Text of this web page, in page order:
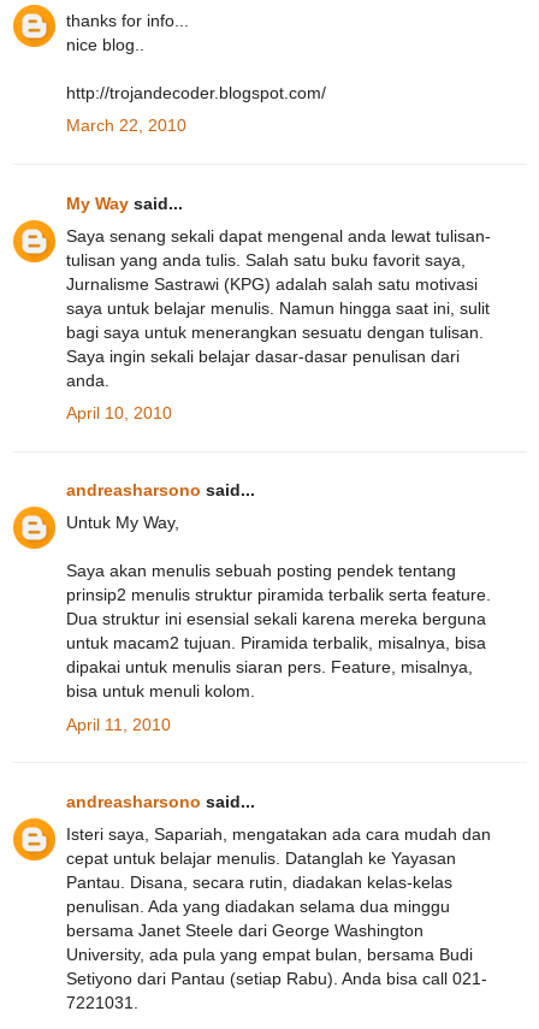
thanks for info...
nice blog..
http://trojandecoder.blogspot.com/
March 22, 2010
My Way said...
Saya senang sekali dapat mengenal anda lewat tulisan-
tulisan yang anda tulis. Salah satu buku favorit saya,
Jurnalisme Sastrawi (KPG) adalah salah satu motivasi
saya untuk belajar menulis. Namun hingga saat ini, sulit
bagi saya untuk menerangkan sesuatu dengan tulisan.
Saya ingin sekali belajar dasar-dasar penulisan dari
anda.
April 10, 2010
andreasharsono said...
Untuk My Way,
Saya akan menulis sebuah posting pendek tentang
prinsip2 menulis struktur piramida terbalik serta feature.
Dua struktur ini esensial sekali karena mereka berguna
untuk macam2 tujuan. Piramida terbalik, misalnya, bisa
dipakai untuk menulis siaran pers. Feature, misalnya,
bisa untuk menuli kolom.
April 11, 2010
andreasharsono said...
Isteri saya, Sapariah, mengatakan ada cara mudah dan
cepat untuk belajar menulis. Datanglah ke Yayasan
Pantau. Disana, secara rutin, diadakan kelas-kelas
penulisan. Ada yang diadakan selama dua minggu
bersama Janet Steele dari George Washington
University, ada pula yang empat bulan, bersama Budi
Setiyono dari Pantau (setiap Rabu). Anda bisa call 021-
7221031.